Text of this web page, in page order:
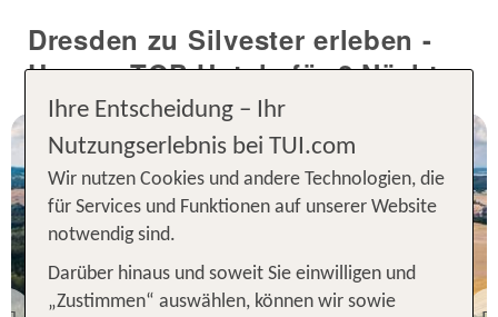
Dresden zu Silvester erleben -
Unsere TOP Hotels für 2 Nächte
Dresden
TUI KIDS CLUB Trixi Park
Ihre Entscheidung – Ihr
Nutzungserlebnis bei TUI.com
Wir nutzen Cookies und andere Technologien, die
für Services und Funktionen auf unserer Website
notwendig sind.
Darüber hinaus und soweit Sie einwilligen und
„Zustimmen“ auswählen, können wir sowie